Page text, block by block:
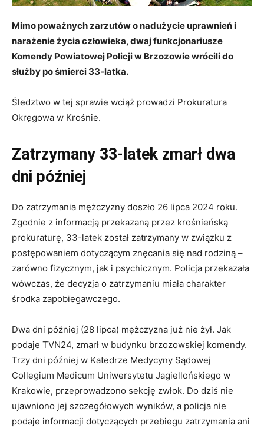
Mimo poważnych zarzutów o nadużycie uprawnień i
narażenie życia człowieka, dwaj funkcjonariusze
Komendy Powiatowej Policji w Brzozowie wrócili do
służby po śmierci 33-latka.
Śledztwo w tej sprawie wciąż prowadzi Prokuratura
Okręgowa w Krośnie.
Zatrzymany 33-latek zmarł dwa
dni później
Do zatrzymania mężczyzny doszło 26 lipca 2024 roku.
Zgodnie z informacją przekazaną przez krośnieńską
prokuraturę, 33-latek został zatrzymany w związku z
postępowaniem dotyczącym znęcania się nad rodziną –
zarówno fizycznym, jak i psychicznym. Policja przekazała
wówczas, że decyzja o zatrzymaniu miała charakter
środka zapobiegawczego.
Dwa dni później (28 lipca) mężczyzna już nie żył. Jak
podaje TVN24, zmarł w budynku brzozowskiej komendy.
Trzy dni później w Katedrze Medycyny Sądowej
Collegium Medicum Uniwersytetu Jagiellońskiego w
Krakowie, przeprowadzono sekcję zwłok. Do dziś nie
ujawniono jej szczegółowych wyników, a policja nie
podaje informacji dotyczących przebiegu zatrzymania ani